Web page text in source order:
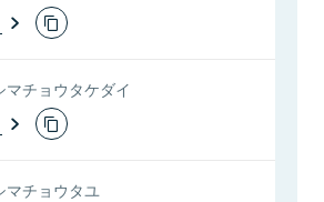
マチョウタケダイ
マチョウタユ